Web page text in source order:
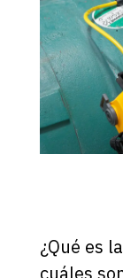
¿Qué es
cuáles